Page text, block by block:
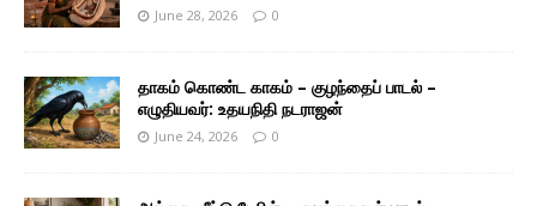
June 28, 2026 0
தாகம் கொண்ட காகம் – குழந்தைப் பாடல் –
எழுதியவர்: உதயநிதி நடராஜன்
June 24, 2026 0